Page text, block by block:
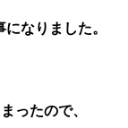
なりました。
ったので、